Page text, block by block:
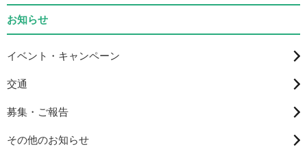
お知らせ
イベント・キャンペーン
交通
募集・ご報告
その他のお知らせ